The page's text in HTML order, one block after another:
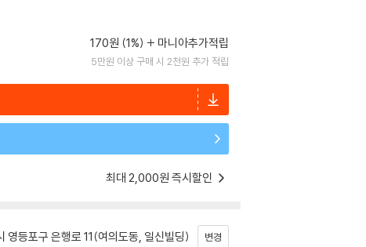
170원 (1%) 마니아추가적립
5만원 이상 구매 시 2천원 추가 적립
최대 2,000원 즉시할인
영등포구 은행로 11(여의도동, 일신빌딩) 변경